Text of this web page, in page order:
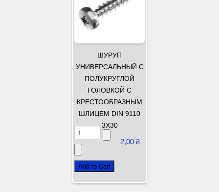
ШУРУП
УНИВЕРСАЛЬНЫЙ С
ПОЛУКРУГЛОЙ
ГОЛОВКОЙ С
КРЕСТООБРАЗНЫМ
ШЛИЦЕМ DIN 9110
3Х30
2,00 ₴